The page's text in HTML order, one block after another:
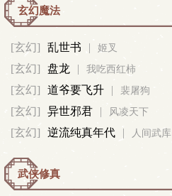
玄幻魔法
[玄幻] 乱世书 | 姬叉
[玄幻] 盘龙 | 我吃西红柿
[玄幻] 道爷要飞升 | 裴屠狗
[玄幻] 异世邪君 | 风凌天下
[玄幻] 逆流纯真年代 | 人间武库
武侠修真